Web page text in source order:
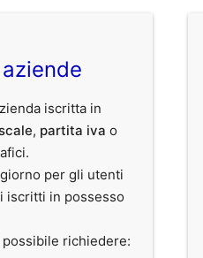
iscritta in
, partita iva o
per gli utenti
iscritti in possesso
possibile richiedere: